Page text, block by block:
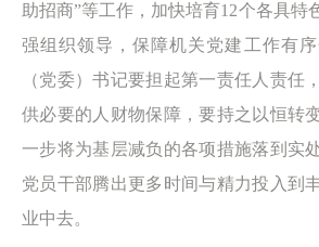
助招商”等工作，加快培育12个各具特
强组织领导，保障机关党建工作有
（党委）书记要担起第一责任人责任
供必要的人财物保障，要持之以恒转
一步将为基层减负的各项措施落到实
党员干部腾出更多时间与精力投入到
业中去。